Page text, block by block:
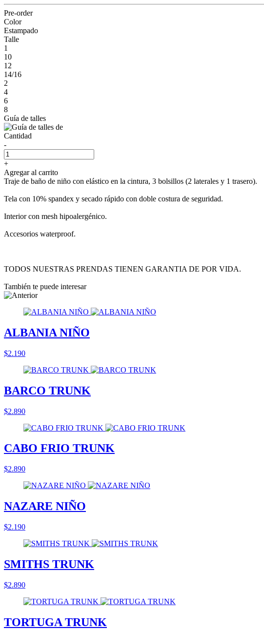
Pre-order
Color
Estampado
Talle
1
10
12
14/16
2
4
6
8
Guía de talles
Cantidad
-
+
Agregar al carrito
Traje de baño de niño con elástico en la cintura, 3 bolsillos (2 laterales y 1 trasero).
Tela con 10% spandex y secado rápido con doble costura de seguridad.
Interior con mesh hipoalergénico.
Accesorios waterproof.
TODOS NUESTRAS PRENDAS TIENEN GARANTIA DE POR VIDA.
También te puede interesar
ALBANIA NIÑO
$2.190
BARCO TRUNK
$2.890
CABO FRIO TRUNK
$2.890
NAZARE NIÑO
$2.190
SMITHS TRUNK
$2.890
TORTUGA TRUNK